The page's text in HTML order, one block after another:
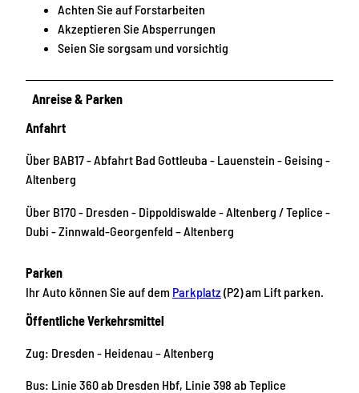
Achten Sie auf Forstarbeiten
Akzeptieren Sie Absperrungen
Seien Sie sorgsam und vorsichtig
Anreise & Parken
Anfahrt
Über BAB17 - Abfahrt Bad Gottleuba - Lauenstein - Geising -
Altenberg
Über B170 - Dresden - Dippoldiswalde - Altenberg / Teplice -
Dubi - Zinnwald-Georgenfeld – Altenberg
Parken
Ihr Auto können Sie auf dem Parkplatz (P2) am Lift parken.
Öffentliche Verkehrsmittel
Zug: Dresden - Heidenau – Altenberg
Bus: Linie 360 ab Dresden Hbf, Linie 398 ab Teplice